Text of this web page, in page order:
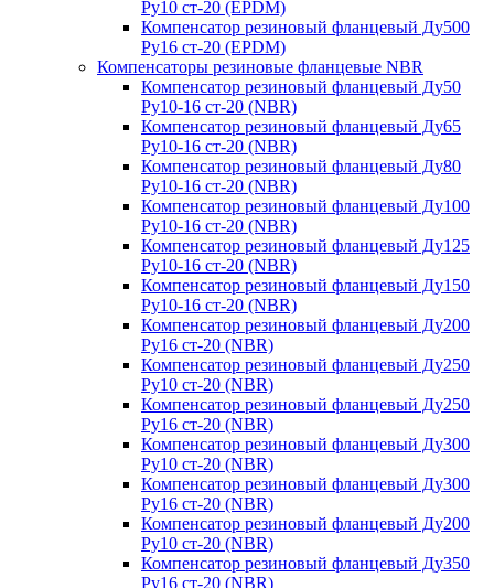
Ру10 ст-20 (EPDM)
Компенсатор резиновый фланцевый Ду500
Ру16 ст-20 (EPDM)
Компенсаторы резиновые фланцевые NBR
Компенсатор резиновый фланцевый Ду50
Ру10-16 ст-20 (NBR)
Компенсатор резиновый фланцевый Ду65
Ру10-16 ст-20 (NBR)
Компенсатор резиновый фланцевый Ду80
Ру10-16 ст-20 (NBR)
Компенсатор резиновый фланцевый Ду100
Ру10-16 ст-20 (NBR)
Компенсатор резиновый фланцевый Ду125
Ру10-16 ст-20 (NBR)
Компенсатор резиновый фланцевый Ду150
Ру10-16 ст-20 (NBR)
Компенсатор резиновый фланцевый Ду200
Ру16 ст-20 (NBR)
Компенсатор резиновый фланцевый Ду250
Ру10 ст-20 (NBR)
Компенсатор резиновый фланцевый Ду250
Ру16 ст-20 (NBR)
Компенсатор резиновый фланцевый Ду300
Ру10 ст-20 (NBR)
Компенсатор резиновый фланцевый Ду300
Ру16 ст-20 (NBR)
Компенсатор резиновый фланцевый Ду200
Ру10 ст-20 (NBR)
Компенсатор резиновый фланцевый Ду350
Ру16 ст-20 (NBR)